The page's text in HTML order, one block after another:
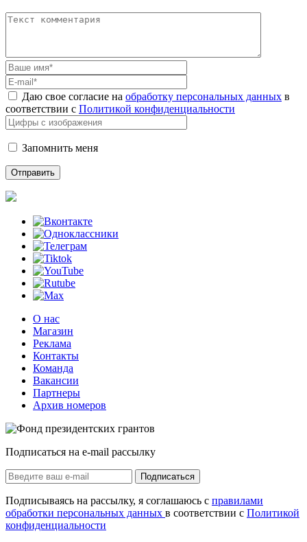
Даю свое согласие на обработку персональных данных в
соответствии с Политикой конфиденциальности
Запомнить меня
О нас
Магазин
Реклама
Контакты
Команда
Вакансии
Партнеры
Архив номеров
Подписаться на e-mail рассылку
Подписаться
Подписываясь на рассылку, я соглашаюсь с правилами
обработки персональных данных в соответствии с Политикой
конфиденциальности